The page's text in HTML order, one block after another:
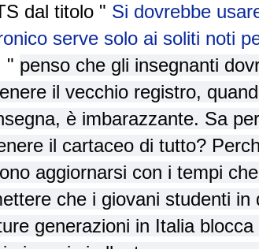
dal titolo " Si dovrebbe
serve solo ai soliti noti
" penso che gli insegnanti
il vecchio registro,
è imbarazzante. Sa
il cartaceo di tutto?
aggiornarsi con i tempi
che i giovani studenti
generazioni in Italia